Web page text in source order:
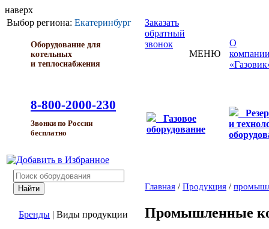
наверх
Выбор региона: Екатеринбург
Оборудование для
котельных
и теплоснабжения
8-800-2000-230
Звонки по России
бесплатно
Заказать
обратный
звонок
МЕНЮ
О
Газовое
оборудование
и
Бренды | Виды продукции
Главная / Продукция /
Промышленные